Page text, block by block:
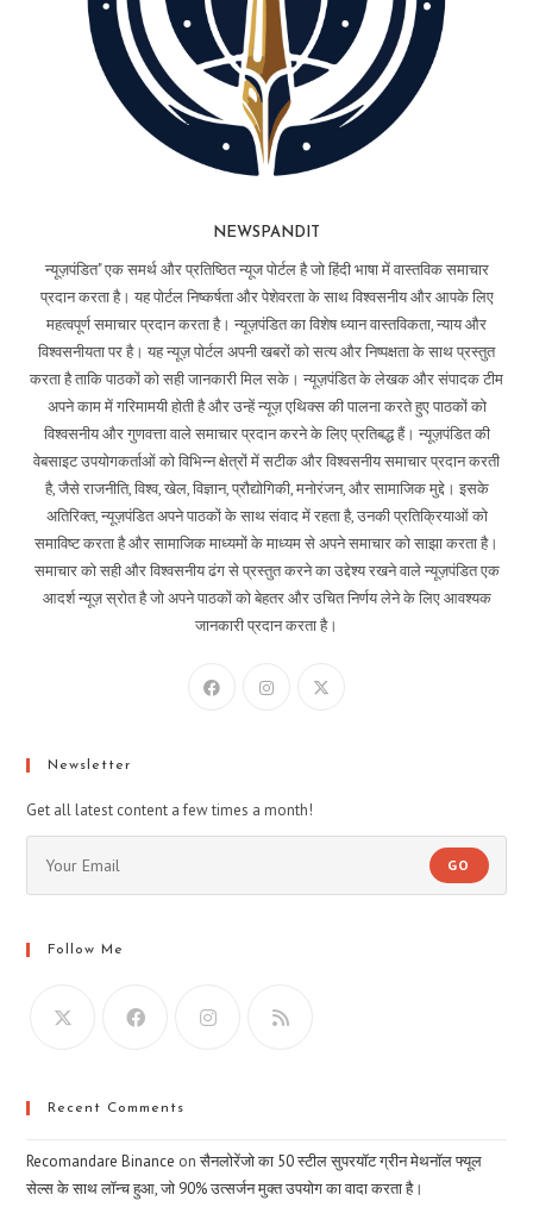
NEWSPANDIT
न्यूज़पंडित" एक समर्थ और प्रतिष्ठित न्यूज पोर्टल है जो हिंदी भाषा में वास्तविक समाचार
प्रदान करता है। यह पोर्टल निष्कर्षता और पेशेवरता के साथ विश्वसनीय और आपके लिए
महत्वपूर्ण समाचार प्रदान करता है। न्यूज़पंडित का विशेष ध्यान वास्तविकता, न्याय और
विश्वसनीयता पर है। यह न्यूज़ पोर्टल अपनी खबरों को सत्य और निष्पक्षता के साथ प्रस्तुत
करता है ताकि पाठकों को सही जानकारी मिल सके। न्यूज़पंडित के लेखक और संपादक टीम
अपने काम में गरिमामयी होती है और उन्हें न्यूज़ एथिक्स की पालना करते हुए पाठकों को
विश्वसनीय और गुणवत्ता वाले समाचार प्रदान करने के लिए प्रतिबद्ध हैं। न्यूज़पंडित की
वेबसाइट उपयोगकर्ताओं को विभिन्न क्षेत्रों में सटीक और विश्वसनीय समाचार प्रदान करती
है, जैसे राजनीति, विश्व, खेल, विज्ञान, प्रौद्योगिकी, मनोरंजन, और सामाजिक मुद्दे। इसके
अतिरिक्त, न्यूज़पंडित अपने पाठकों के साथ संवाद में रहता है, उनकी प्रतिक्रियाओं को
समाविष्ट करता है और सामाजिक माध्यमों के माध्यम से अपने समाचार को साझा करता है।
समाचार को सही और विश्वसनीय ढंग से प्रस्तुत करने का उद्देश्य रखने वाले न्यूज़पंडित एक
आदर्श न्यूज़ स्रोत है जो अपने पाठकों को बेहतर और उचित निर्णय लेने के लिए आवश्यक
जानकारी प्रदान करता है।
Newsletter
Get all latest content a few times a month!
GO
Follow Me
Recent Comments
Recomandare Binance onसैनलोरेंजो का 50 स्टील सुपरयॉट ग्रीन मेथनॉल फ्यूल
सेल्स के साथ लॉन्च हुआ, जो 90% उत्सर्जन मुक्त उपयोग का वादा करता है।